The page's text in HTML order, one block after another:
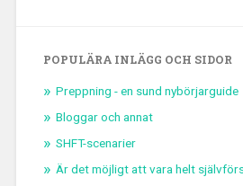
POPULÄRA INLÄGG OCH SIDOR
Preppning - en sund nybörjarguide
Bloggar och annat
SHFT-scenarier
Är det möjligt att vara helt